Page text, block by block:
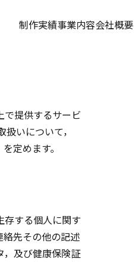
で提供するサービ
いについて，
定めます。
存する個人に関す
先その他の記述
，及び健康保険証
制作実績事業内容会社概要